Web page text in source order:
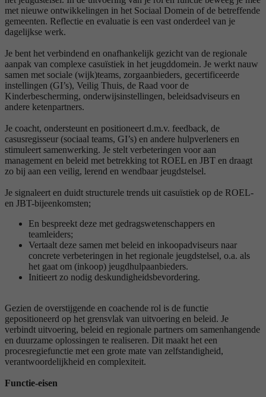
met nieuwe ontwikkelingen in het Sociaal Domein of de betreffende
gemeenten. Reflectie en evaluatie is een vast onderdeel van je
dagelijkse werk.
Je bent het verbindend en onafhankelijk gezicht van de regionale
aanpak van complexe casuïstiek in het jeugddomein. Je werkt nauw
samen met sociale (wijk)teams, zorgaanbieders, gecertificeerde
instellingen (GI’s), Veilig Thuis, de Raad voor de
Kinderbescherming, onderwijsinstellingen, beleidsadviseurs en
andere ketenpartners.
Je coacht, ondersteunt en positioneert d.m.v. feedback, de
casusregisseur (sociaal teams, GI’s) en andere hulpverleners en
stimuleert samenwerking. Je stelt verbeteringen voor aan
management en beleid met betrekking tot ROEL en JBT en draagt
zo bij aan een veilig, lerend en wendbaar jeugdstelsel.
Je signaleert en duidt structurele trends uit casuïstiek op de ROEL-
en JBT-bijeenkomsten;
En bespreekt deze met gedragswetenschappers en
teamleiders;
Vertaalt deze samen met beleid en inkoopadviseurs naar
concrete verbeteringen in het regionale jeugdstelsel, o.a. als
het gaat om (inkoop) jeugdhulpaanbieders.
Initieert zo nodig deskundigheidsbevordering.
Gezien de overstijgende en coachende rol is de functie
gepositioneerd op het grensvlak van uitvoering en beleid. Je
verbindt uitvoering, beleid en regionale partners om samenhangende
en duurzame oplossingen te realiseren. Dit maakt het een
procesregiefunctie met een grote mate van zelfstandigheid,
verantwoordelijkheid en complexiteit.
Functie-eisen